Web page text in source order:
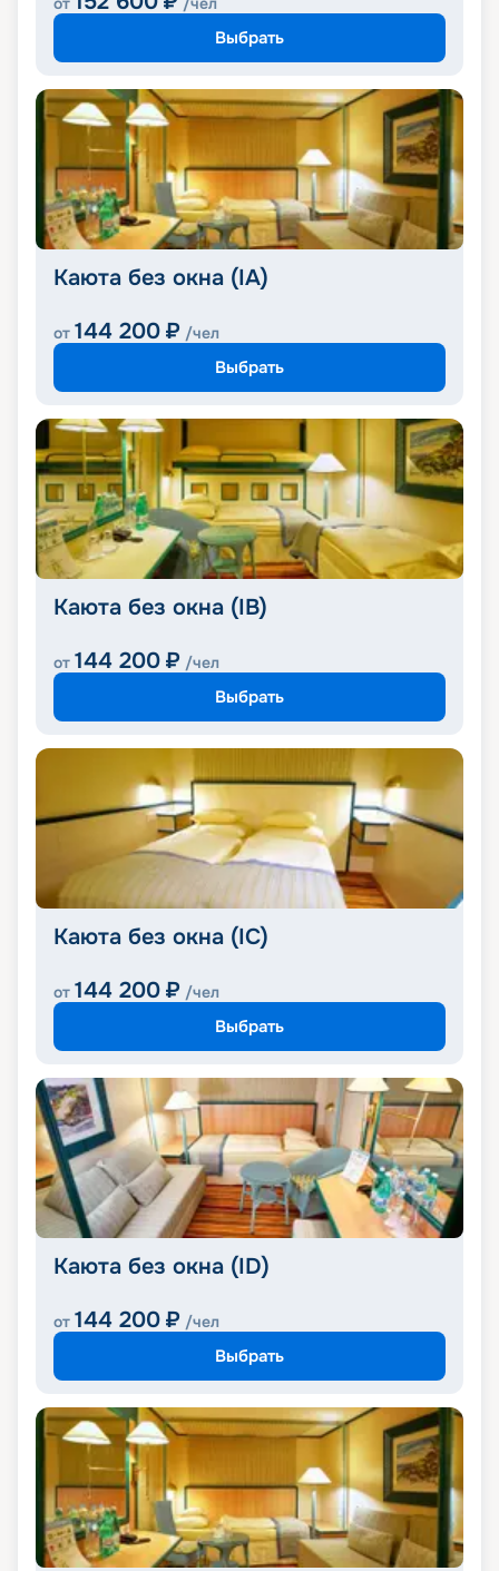
Выбрать
Каюта без окна (IA)
от 144 200 ₽ /чел
Выбрать
Каюта без окна (IB)
от 144 200 ₽ /чел
Выбрать
Каюта без окна (IC)
от 144 200 ₽ /чел
Выбрать
Каюта без окна (ID)
от 144 200 ₽ /чел
Выбрать